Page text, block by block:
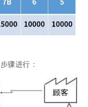
骤进行：